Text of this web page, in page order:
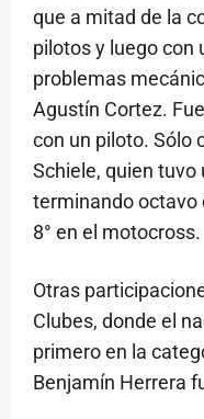
que a mitad de la
pilotos y luego con
problemas
Agustín Cortez.
con un piloto. Sólo
Schiele, quien tuvo
terminando octavo
8° en el motocross.
Otras
Clubes, donde el
primero en la
Benjamín Herrera